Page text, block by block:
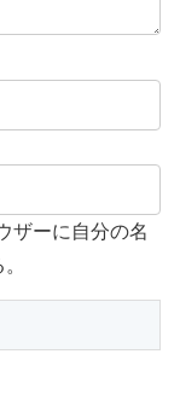
ザーに自分の名